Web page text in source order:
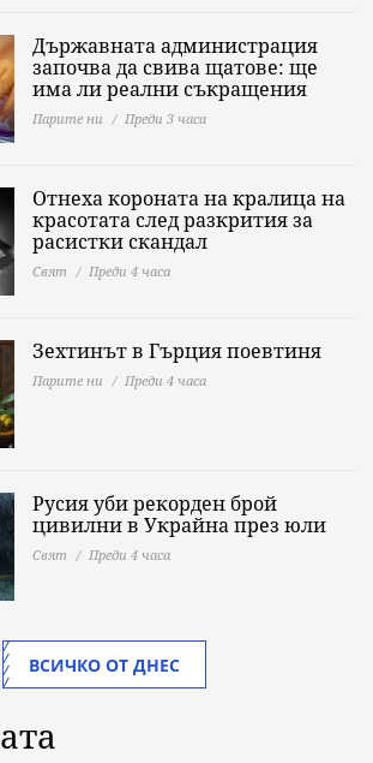
Държавната администрация
започва да свива щатове: ще
има ли реални съкращения
Парите ни Преди 3 часа
Отнеха короната на кралица на
красотата след разкрития за
расистки скандал
Свят Преди 4 часа
Зехтинът в Гърция поевтиня
Парите ни Преди 4 часа
Русия уби рекорден брой
цивилни в Украйна през юли
Свят Преди 4 часа
ВСИЧКО ОТ ДНЕС